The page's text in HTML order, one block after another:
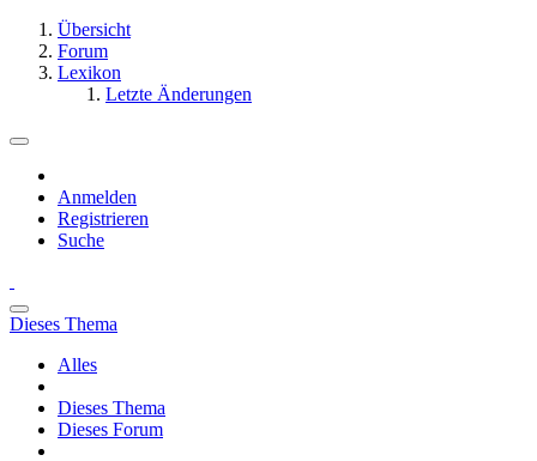
Übersicht
Forum
Lexikon
Letzte Änderungen
Anmelden
Registrieren
Suche
Dieses Thema
Alles
Dieses Thema
Dieses Forum